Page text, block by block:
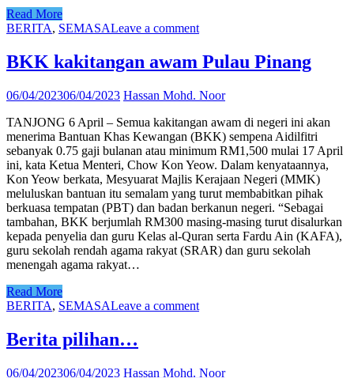
Read More
BERITA, SEMASALeave a comment
BKK kakitangan awam Pulau Pinang
06/04/202306/04/2023 Hassan Mohd. Noor
TANJONG 6 April – Semua kakitangan awam di negeri ini akan
menerima Bantuan Khas Kewangan (BKK) sempena Aidilfitri
sebanyak 0.75 gaji bulanan atau minimum RM1,500 mulai 17 April
ini, kata Ketua Menteri, Chow Kon Yeow. Dalam kenyataannya,
Kon Yeow berkata, Mesyuarat Majlis Kerajaan Negeri (MMK)
meluluskan bantuan itu semalam yang turut membabitkan pihak
berkuasa tempatan (PBT) dan badan berkanun negeri. “Sebagai
tambahan, BKK berjumlah RM300 masing-masing turut disalurkan
kepada penyelia dan guru Kelas al-Quran serta Fardu Ain (KAFA),
guru sekolah rendah agama rakyat (SRAR) dan guru sekolah
menengah agama rakyat…
Read More
BERITA, SEMASALeave a comment
Berita pilihan…
06/04/202306/04/2023 Hassan Mohd. Noor